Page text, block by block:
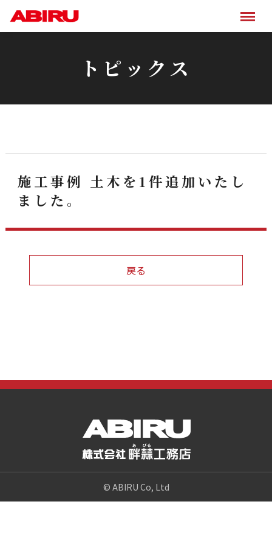
トピックス
施工事例 土木を1件追加いたし
ました。
戻る
© ABIRU Co, Ltd